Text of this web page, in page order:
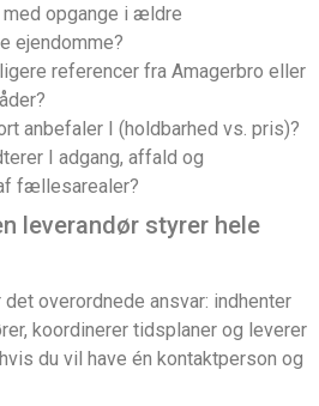
med opgange i ældre
ejendomme?
referencer fra Amagerbro eller
anbefaler I (holdbarhed vs. pris)?
I adgang, affald og
fællesarealer?
leverandør styrer hele
overordnede ansvar: indhenter
koordinerer tidsplaner og leverer
du vil have én kontaktperson og